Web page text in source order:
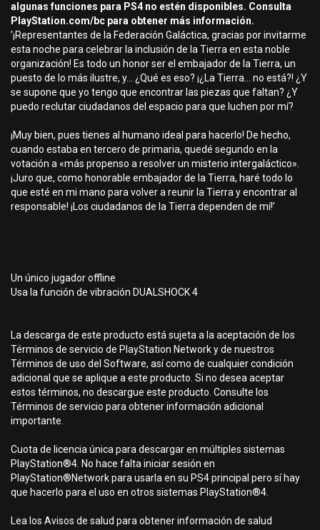
algunas funciones para PS4 no estén disponibles. Consulta
PlayStation.com/bc para obtener más información.
’¡Representantes de la Federación Galáctica, gracias por invitarme
esta noche para celebrar la inclusión de la Tierra en esta noble
organización! Es todo un honor ser el embajador de la Tierra, un
puesto de lo más ilustre, y... ¿Qué es eso? ¡¿La Tierra... no está?! ¿Y
se supone que yo tengo que encontrar las piezas que faltan? ¿Y
puedo reclutar ciudadanos del espacio para que luchen por mí?
¡Muy bien, pues tienes al humano ideal para hacerlo! De hecho,
cuando estaba en tercero de primaria, quedé segundo en la
votación a «más propenso a resolver un misterio intergaláctico».
¡Juro que, como honorable embajador de la Tierra, haré todo lo
que esté en mi mano para volver a reunir la Tierra y encontrar al
responsable! ¡Los ciudadanos de la Tierra dependen de mí!’
Un único jugador offline
Usa la función de vibración DUALSHOCK 4
La descarga de este producto está sujeta a la aceptación de los
Términos de servicio de PlayStation Network y de nuestros
Términos de uso del Software, así como de cualquier condición
adicional que se aplique a este producto. Si no desea aceptar
estos términos, no descargue este producto. Consulte los
Términos de servicio para obtener información adicional
importante.
Cuota de licencia única para descargar en múltiples sistemas
PlayStation®4. No hace falta iniciar sesión en
PlayStation®Network para usarla en su PS4 principal pero sí hay
que hacerlo para el uso en otros sistemas PlayStation®4.
Lea los Avisos de salud para obtener información de salud